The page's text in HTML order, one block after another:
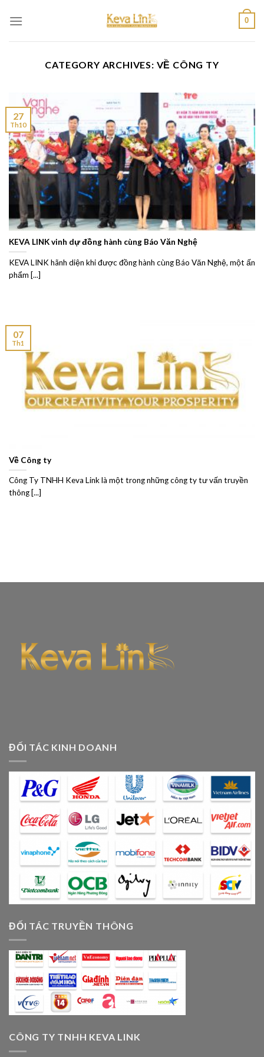
0
CATEGORY ARCHIVES: VỀ CÔNG TY
KEVA LINK vinh dự đồng hành cùng Báo Văn Nghệ
KEVA LINK hãnh diện khi được đồng hành cùng Báo Văn Nghệ, một ấn
phẩm [...]
27
Th10
Về Công ty
Công Ty TNHH Keva Link là một trong những công ty tư vấn truyền
thông [...]
07
Th1
ĐỐI TÁC KINH DOANH
ĐỐI TÁC TRUYỀN THÔNG
CÔNG TY TNHH KEVA LINK